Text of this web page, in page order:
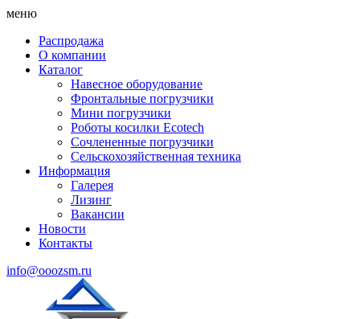
меню
Распродажа
О компании
Каталог
Навесное оборудование
Фронтальные погрузчики
Мини погрузчики
Роботы косилки Ecotech
Сочлененные погрузчики
Сельскохозяйственная техника
Информация
Галерея
Лизинг
Вакансии
Новости
Контакты
info@ooozsm.ru